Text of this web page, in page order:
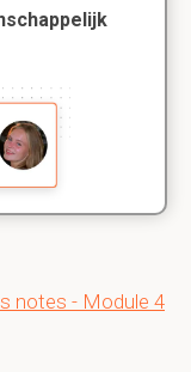
notes - Module 4